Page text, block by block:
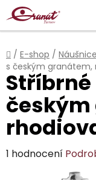
Přejít
na
obsah
Domů
/ E-shop / Náušnice
s českým granátem,
Průměrné
1 hodnocení